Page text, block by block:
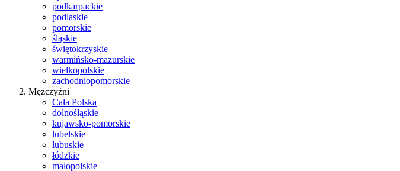
podkarpackie
podlaskie
pomorskie
śląskie
świętokrzyskie
warmińsko-mazurskie
wielkopolskie
zachodniopomorskie
Mężczyźni
Cała Polska
dolnośląskie
kujawsko-pomorskie
lubelskie
lubuskie
łódzkie
małopolskie